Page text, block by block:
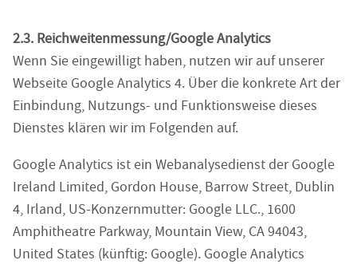
2.3. Reichweitenmessung/Google Analytics
Wenn Sie eingewilligt haben, nutzen wir auf unserer
Webseite Google Analytics 4. Über die konkrete Art der
Einbindung, Nutzungs- und Funktionsweise dieses
Dienstes klären wir im Folgenden auf.
Google Analytics ist ein Webanalysedienst der Google
Ireland Limited, Gordon House, Barrow Street, Dublin
4, Irland, US-Konzernmutter: Google LLC., 1600
Amphitheatre Parkway, Mountain View, CA 94043,
United States (künftig: Google). Google Analytics